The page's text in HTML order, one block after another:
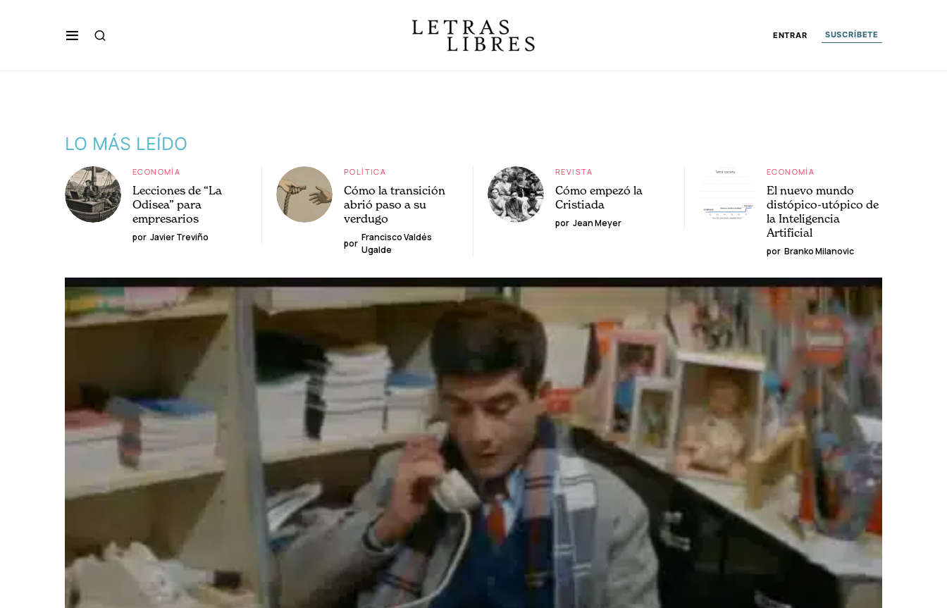
ENTRAR SUSCRÍBETE
LO MÁS LEÍDO
ECONOMÍA
Lecciones de “La
Odisea” para
empresarios
por Javier Treviño
POLÍTICA
Cómo la transición
abrió paso a su
verdugo
por
Francisco Valdés
Ugalde
REVISTA
Cómo empezó la
Cristiada
por Jean Meyer
ECONOMÍA
El nuevo mundo
distópico-utópico de
la Inteligencia
Artificial
por Branko Milanovic